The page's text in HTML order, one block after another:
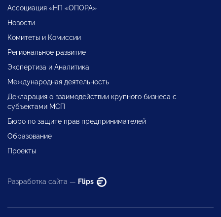
Ассоциация «НП «ОПОРА»
Новости
Комитеты и Комиссии
Региональное развитие
Экспертиза и Аналитика
Международная деятельность
Декларация о взаимодействии крупного бизнеса с
субъектами МСП
Бюро по защите прав предпринимателей
Образование
Проекты
Разработка сайта — Flips